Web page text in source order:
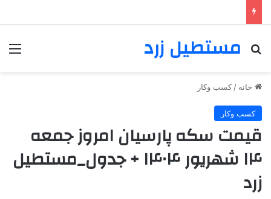
مستطیل زرد
خانه / کسب وکار
کسب وکار
قیمت سکه پارسیان امروز جمعه
۱۴ شهریور ۱۴۰۴ + جدول_مستطیل
زرد